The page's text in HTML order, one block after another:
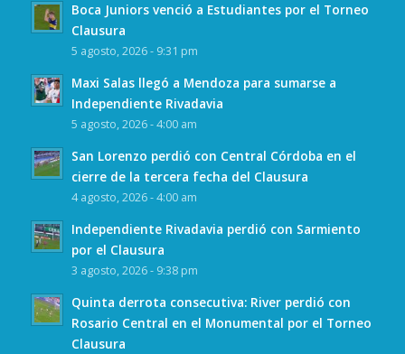
Boca Juniors venció a Estudiantes por el Torneo
Clausura
5 agosto, 2026 - 9:31 pm
Maxi Salas llegó a Mendoza para sumarse a
Independiente Rivadavia
5 agosto, 2026 - 4:00 am
San Lorenzo perdió con Central Córdoba en el
cierre de la tercera fecha del Clausura
4 agosto, 2026 - 4:00 am
Independiente Rivadavia perdió con Sarmiento
por el Clausura
3 agosto, 2026 - 9:38 pm
Quinta derrota consecutiva: River perdió con
Rosario Central en el Monumental por el Torneo
Clausura